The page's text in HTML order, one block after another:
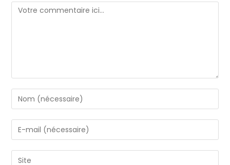
Comment
Enter
your
name
or
to
Enter
your
email
Saisir